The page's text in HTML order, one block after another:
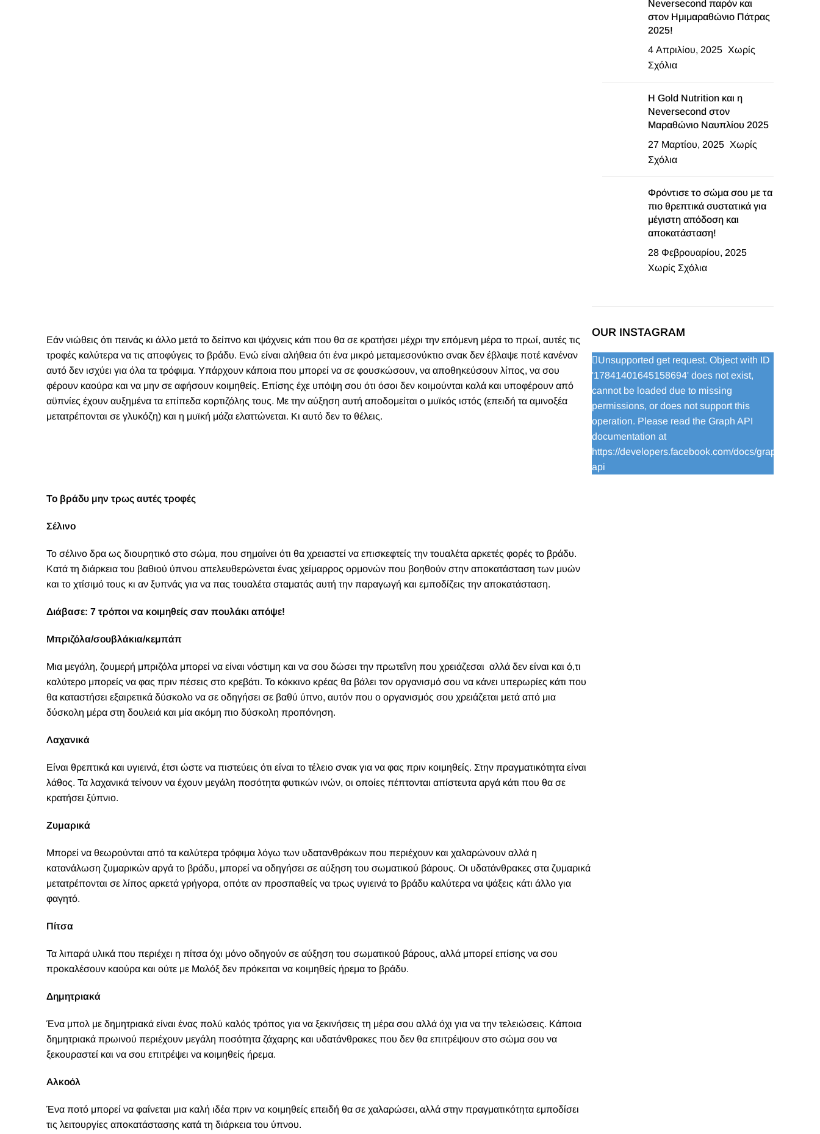
Εάν νιώθεις ότι πεινάς κι άλλο μετά το δείπνο και ψάχνεις κάτι που θα σε κρατήσει μέχρι την επόμενη μέρα το πρωί, αυτές τις
τροφές καλύτερα να τις αποφύγεις το βράδυ. Ενώ είναι αλήθεια ότι ένα μικρό μεταμεσονύκτιο σνακ δεν έβλαψε ποτέ κανέναν
αυτό δεν ισχύει για όλα τα τρόφιμα. Υπάρχουν κάποια που μπορεί να σε φουσκώσουν, να αποθηκεύσουν λίπος, να σου
φέρουν καούρα και να μην σε αφήσουν κοιμηθείς. Επίσης έχε υπόψη σου ότι όσοι δεν κοιμούνται καλά και υποφέρουν από
αϋπνίες έχουν αυξημένα τα επίπεδα κορτιζόλης τους. Με την αύξηση αυτή αποδομείται ο μυϊκός ιστός (επειδή τα αμινοξέα
μετατρέπονται σε γλυκόζη) και η μυϊκή μάζα ελαττώνεται. Κι αυτό δεν το θέλεις.
Το βράδυ μην τρως αυτές τροφές
Σέλινο
Το σέλινο δρα ως διουρητικό στο σώμα, που σημαίνει ότι θα χρειαστεί να επισκεφτείς την τουαλέτα αρκετές φορές το βράδυ.
Κατά τη διάρκεια του βαθιού ύπνου απελευθερώνεται ένας χείμαρρος ορμονών που βοηθούν στην αποκατάσταση των μυών
και το χτίσιμό τους κι αν ξυπνάς για να πας τουαλέτα σταματάς αυτή την παραγωγή και εμποδίζεις την αποκατάσταση.
Διάβασε: 7 τρόποι να κοιμηθείς σαν πουλάκι απόψε!
Μπριζόλα/σουβλάκια/κεμπάπ
Μια μεγάλη, ζουμερή μπριζόλα μπορεί να είναι νόστιμη και να σου δώσει την πρωτεΐνη που χρειάζεσαι αλλά δεν είναι και ό,τι
καλύτερο μπορείς να φας πριν πέσεις στο κρεβάτι. Το κόκκινο κρέας θα βάλει τον οργανισμό σου να κάνει υπερωρίες κάτι που
θα καταστήσει εξαιρετικά δύσκολο να σε οδηγήσει σε βαθύ ύπνο, αυτόν που ο οργανισμός σου χρειάζεται μετά από μια
δύσκολη μέρα στη δουλειά και μία ακόμη πιο δύσκολη προπόνηση.
Λαχανικά
Είναι θρεπτικά και υγιεινά, έτσι ώστε να πιστεύεις ότι είναι το τέλειο σνακ για να φας πριν κοιμηθείς. Στην πραγματικότητα είναι
λάθος. Τα λαχανικά τείνουν να έχουν μεγάλη ποσότητα φυτικών ινών, οι οποίες πέπτονται απίστευτα αργά κάτι που θα σε
κρατήσει ξύπνιο.
Ζυμαρικά
Μπορεί να θεωρούνται από τα καλύτερα τρόφιμα λόγω των υδατανθράκων που περιέχουν και χαλαρώνουν αλλά η
κατανάλωση ζυμαρικών αργά το βράδυ, μπορεί να οδηγήσει σε αύξηση του σωματικού βάρους. Οι υδατάνθρακες στα ζυμαρικά
μετατρέπονται σε λίπος αρκετά γρήγορα, οπότε αν προσπαθείς να τρως υγιεινά το βράδυ καλύτερα να ψάξεις κάτι άλλο για
φαγητό.
Πίτσα
Τα λιπαρά υλικά που περιέχει η πίτσα όχι μόνο οδηγούν σε αύξηση του σωματικού βάρους, αλλά μπορεί επίσης να σου
προκαλέσουν καούρα και ούτε με Μαλόξ δεν πρόκειται να κοιμηθείς ήρεμα το βράδυ.
Δημητριακά
Ένα μπολ με δημητριακά είναι ένας πολύ καλός τρόπος για να ξεκινήσεις τη μέρα σου αλλά όχι για να την τελειώσεις. Κάποια
δημητριακά πρωινού περιέχουν μεγάλη ποσότητα ζάχαρης και υδατάνθρακες που δεν θα επιτρέψουν στο σώμα σου να
ξεκουραστεί και να σου επιτρέψει να κοιμηθείς ήρεμα.
Αλκοόλ
Ένα ποτό μπορεί να φαίνεται μια καλή ιδέα πριν να κοιμηθείς επειδή θα σε χαλαρώσει, αλλά στην πραγματικότητα εμποδίσει
τις λειτουργίες αποκατάστασης κατά τη διάρκεια του ύπνου.
Neversecond παρόν και
στον Ημιμαραθώνιο Πάτρας
2025!
4 Απριλίου, 2025 Χωρίς
Σχόλια
Η Gold Nutrition και η
Neversecond στον
Μαραθώνιο Ναυπλίου 2025
27 Μαρτίου, 2025 Χωρίς
Σχόλια
Φρόντισε το σώμα σου με τα
πιο θρεπτικά συστατικά για
μέγιστη απόδοση και
αποκατάσταση!
28 Φεβρουαρίου, 2025
Χωρίς Σχόλια
OUR INSTAGRAM
Unsupported get request. Object with ID
'17841401645158694' does not exist,
cannot be loaded due to missing
permissions, or does not support this
operation. Please read the Graph API
documentation at
https://developers.facebook.com/docs/graph-
api